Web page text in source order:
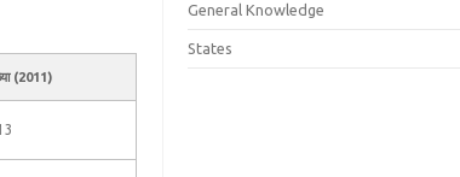
(2011)
General Knowledge
States